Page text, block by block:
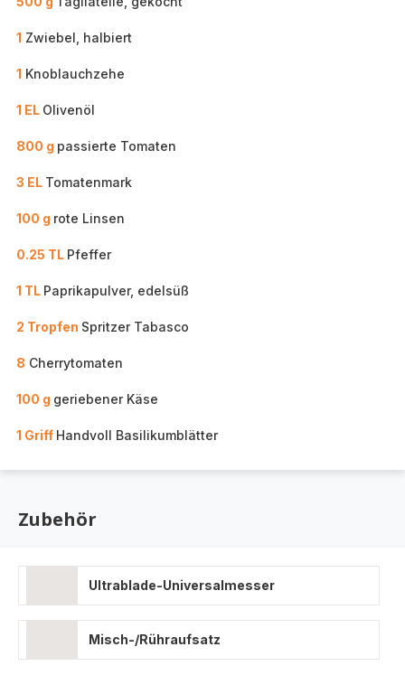
1 Zwiebel, halbiert
1 Knoblauchzehe
1 EL Olivenöl
800 g passierte Tomaten
3 EL Tomatenmark
100 g rote Linsen
0.25 TL Pfeffer
1 TL Paprikapulver, edelsüß
2 Tropfen Spritzer Tabasco
8 Cherrytomaten
100 g geriebener Käse
1 Griff Handvoll Basilikumblätter
Zubehör
Ultrablade-Universalmesser
Misch-/Rühraufsatz